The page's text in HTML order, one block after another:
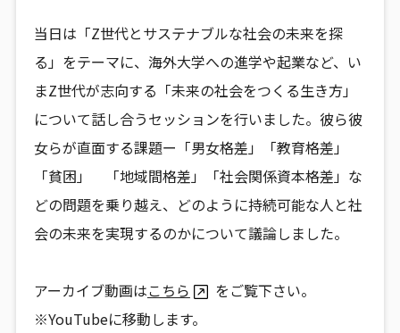
当日は「Z世代とサステナブルな社会の未来を探
る」をテーマに、海外大学への進学や起業など、い
まZ世代が志向する「未来の社会をつくる生き方」
について話し合うセッションを行いました。彼ら彼
女らが直面する課題ー「男女格差」「教育格差」
「貧困」 「地域間格差」「社会関係資本格差」な
どの問題を乗り越え、どのように持続可能な人と社
会の未来を実現するのかについて議論しました。
アーカイブ動画はこちら
をご覧下さい。
※YouTubeに移動します。